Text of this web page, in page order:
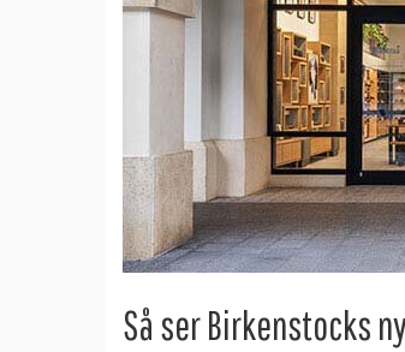
Så ser Birkenstocks